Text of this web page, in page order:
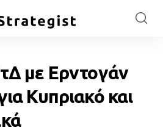
με Ερντογάν
Κυπριακό και